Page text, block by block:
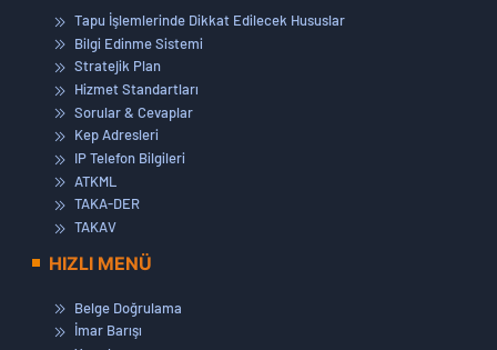
Tapu İşlemlerinde Dikkat Edilecek Hususlar
Bilgi Edinme Sistemi
Stratejik Plan
Hizmet Standartları
Sorular & Cevaplar
Kep Adresleri
IP Telefon Bilgileri
ATKML
TAKA-DER
TAKAV
HIZLI MENÜ
Belge Doğrulama
İmar Barışı